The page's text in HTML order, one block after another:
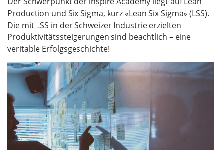
Production und Six Sigma, kurz «Lean Six Sigma» (LSS).
Die mit LSS in der Schweizer Industrie erzielten
Produktivitätssteigerungen sind beachtlich – eine
veritable Erfolgsgeschichte!